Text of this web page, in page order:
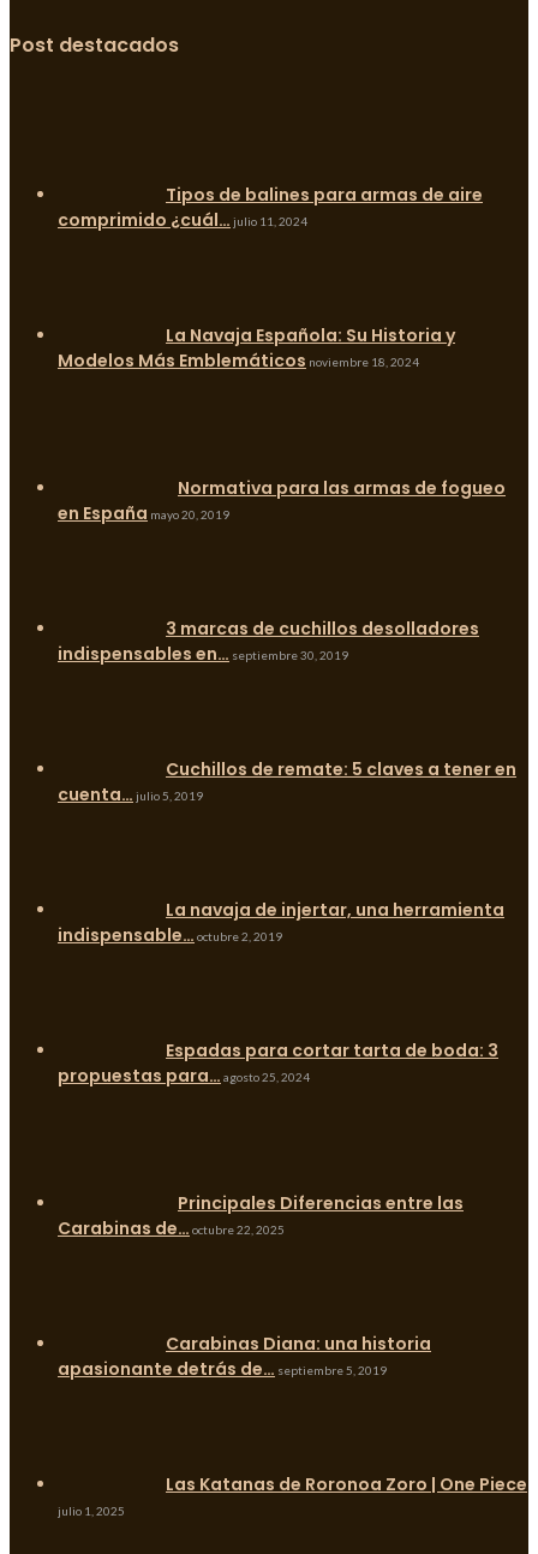
Post destacados
Tipos de balines para armas de aire
comprimido ¿cuál… julio 11, 2024
La Navaja Española: Su Historia y
Modelos Más Emblemáticos noviembre 18, 2024
Normativa para las armas de fogueo
en España mayo 20, 2019
3 marcas de cuchillos desolladores
indispensables en… septiembre 30, 2019
Cuchillos de remate: 5 claves a tener en
cuenta… julio 5, 2019
La navaja de injertar, una herramienta
indispensable… octubre 2, 2019
Espadas para cortar tarta de boda: 3
propuestas para… agosto 25, 2024
Principales Diferencias entre las
Carabinas de… octubre 22, 2025
Carabinas Diana: una historia
apasionante detrás de… septiembre 5, 2019
Las Katanas de Roronoa Zoro | One Piece
julio 1, 2025